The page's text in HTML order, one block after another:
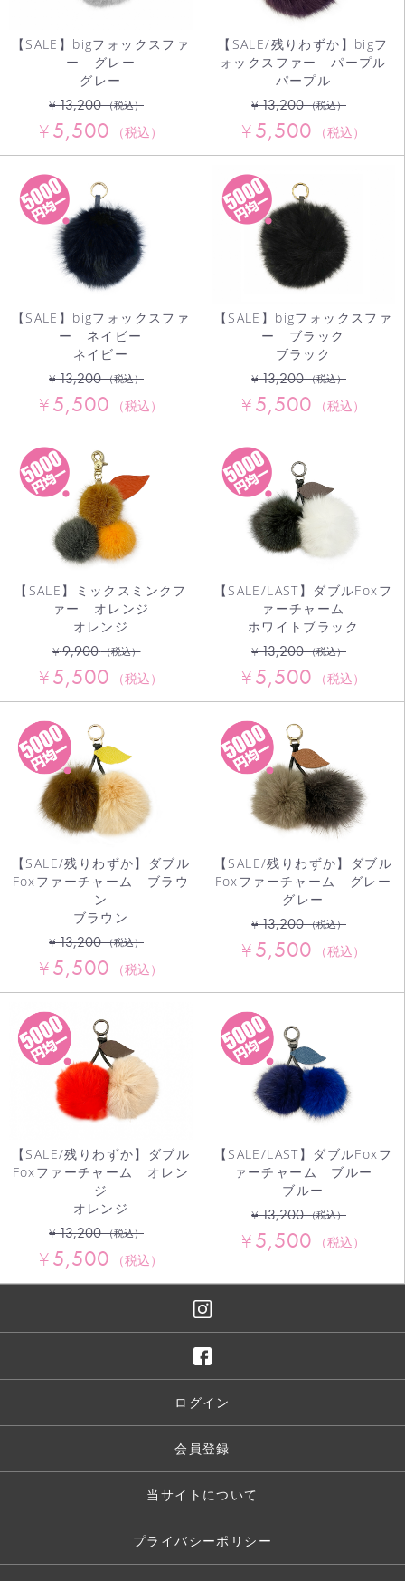
【SALE】bigフォックスファ
ー グレー
グレー
¥13,200 （税込）
¥5,500 （税込）
【SALE/残りわずか】bigフ
ォックスファー パープル
パープル
¥13,200 （税込）
¥5,500 （税込）
【SALE】bigフォックスファ
ー ネイビー
ネイビー
¥13,200 （税込）
¥5,500 （税込）
【SALE】bigフォックスファ
ー ブラック
ブラック
¥13,200 （税込）
¥5,500 （税込）
【SALE】ミックスミンクフ
ァー オレンジ
オレンジ
¥9,900 （税込）
¥5,500 （税込）
【SALE/LAST】ダブルFoxフ
ァーチャーム
ホワイトブラック
¥13,200 （税込）
¥5,500 （税込）
【SALE/残りわずか】ダブル
Foxファーチャーム ブラウ
ン
ブラウン
¥13,200 （税込）
¥5,500 （税込）
【SALE/残りわずか】ダブル
Foxファーチャーム グレー
グレー
¥13,200 （税込）
¥5,500 （税込）
【SALE/残りわずか】ダブル
Foxファーチャーム オレン
ジ
オレンジ
¥13,200 （税込）
¥5,500 （税込）
【SALE/LAST】ダブルFoxフ
ァーチャーム ブルー
ブルー
¥13,200 （税込）
¥5,500 （税込）
ログイン
会員登録
当サイトについて
プライバシーポリシー